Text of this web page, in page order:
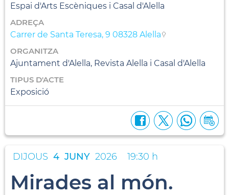
Espai d'Arts Escèniques i Casal d'Alella
ADREÇA
Carrer de Santa Teresa, 9 08328 Alella
ORGANITZA
Ajuntament d'Alella, Revista Alella i Casal d'Alella
TIPUS D'ACTE
Exposició
DIJOUS 4 JUNY 2026 19:30 h
Mirades al món.